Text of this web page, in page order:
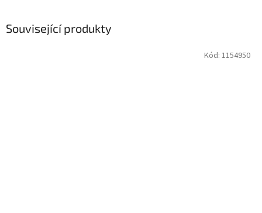
Související produkty
Kód: 1154950